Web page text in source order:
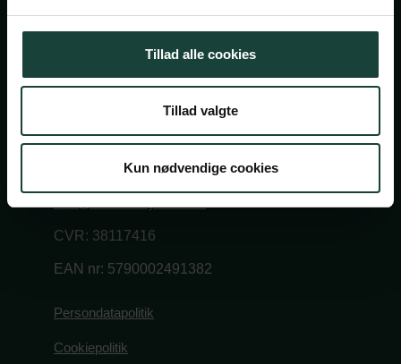
Tillad alle cookies
Tillad valgte
Kun nødvendige cookies
Facebook
Instagram
6600 Vejen
7696 1800
CVR: 38117416
EAN nr: 5790002491382
Persondatapolitik
Cookiepolitik